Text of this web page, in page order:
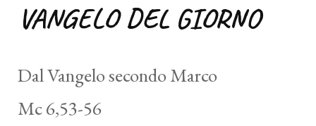
VANGELO DEL GIORNO
Dal Vangelo secondo Marco
Mc 6,53-56